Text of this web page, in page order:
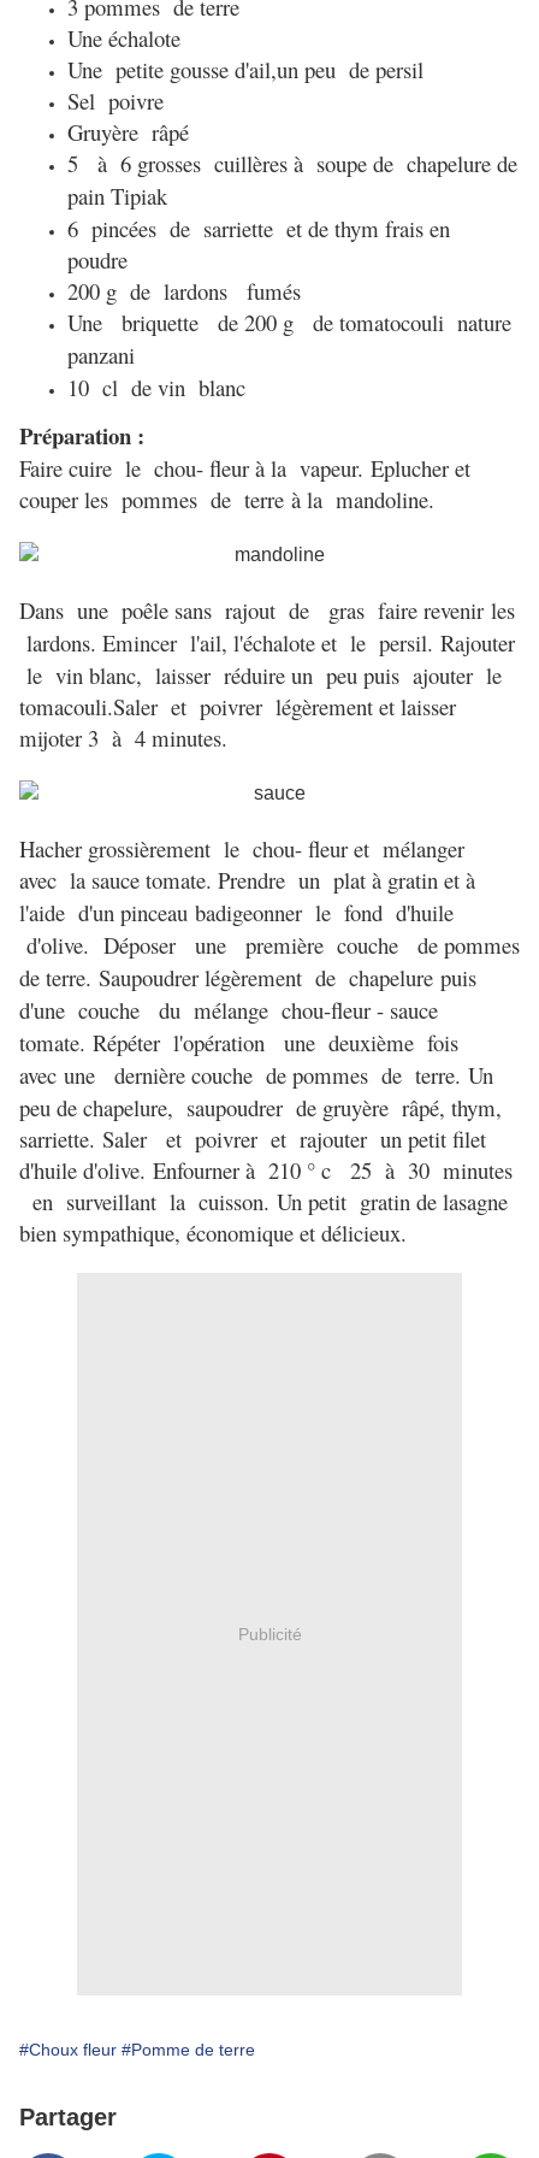
3 pommes de terre
Une échalote
Une petite gousse d'ail,un peu de persil
Sel poivre
Gruyère râpé
5 à 6 grosses cuillères à soupe de chapelure de
pain Tipiak
6 pincées de sarriette et de thym frais en
poudre
200 g de lardons fumés
Une briquette de 200 g de tomatocouli nature
panzani
10 cl de vin blanc
Préparation :
Faire cuire le chou- fleur à la vapeur. Eplucher et
couper les pommes de terre à la mandoline.
Dans une poêle sans rajout de gras faire revenir les
lardons. Emincer l'ail, l'échalote et le persil. Rajouter
le vin blanc, laisser réduire un peu puis ajouter le
tomacouli.Saler et poivrer légèrement et laisser
mijoter 3 à 4 minutes.
Hacher grossièrement le chou- fleur et mélanger
avec la sauce tomate. Prendre un plat à gratin et à
l'aide d'un pinceau badigeonner le fond d'huile
d'olive. Déposer une première couche de pommes
de terre. Saupoudrer légèrement de chapelure puis
d'une couche du mélange chou-fleur - sauce
tomate. Répéter l'opération une deuxième fois
avec une dernière couche de pommes de terre. Un
peu de chapelure, saupoudrer de gruyère râpé, thym,
sarriette. Saler et poivrer et rajouter un petit filet
d'huile d'olive. Enfourner à 210 ° c 25 à 30 minutes
en surveillant la cuisson. Un petit gratin de lasagne
bien sympathique, économique et délicieux.
Publicité
#Choux fleur #Pomme de terre
Partager